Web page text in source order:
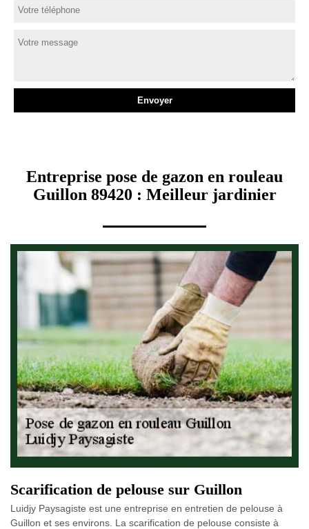
Entreprise pose de gazon en rouleau
Guillon 89420 : Meilleur jardinier
Scarification de pelouse sur Guillon
Luidjy Paysagiste est une entreprise en entretien de pelouse à
Guillon et ses environs. La scarification de pelouse consiste à